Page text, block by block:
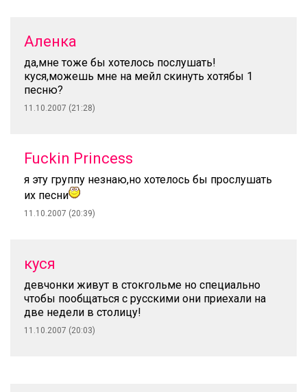
Аленка
да,мне тоже бы хотелось послушать!
куся,можешь мне на мейл скинуть хотябы 1
песню?
11.10.2007 (21:28)
Fuckin Princess
я эту группу незнаю,но хотелось бы прослушать
их песни
11.10.2007 (20:39)
куся
девчонки живут в стокгольме но специально
чтобы пообщаться с русскими они приехали на
две недели в столицу!
11.10.2007 (20:03)